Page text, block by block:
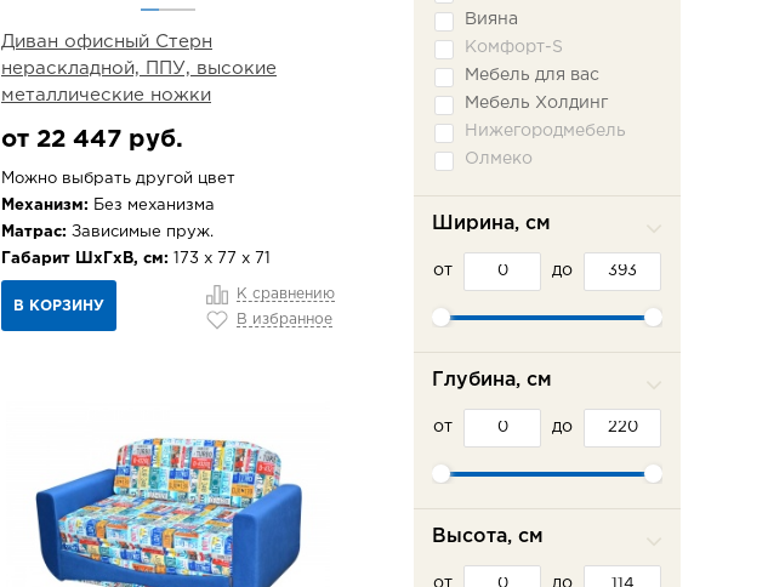
Диван офисный Стерн
нераскладной, ППУ, высокие
металлические ножки
от 22 447 руб.
Можно выбрать другой цвет
Механизм: Без механизма
Матрас: Зависимые пруж.
Габарит ШхГхВ, см: 173 х 77 х 71
В КОРЗИНУ
К сравнению
В избранное
Вияна
Комфорт-S
Мебель для вас
Мебель Холдинг
Нижегородмебель
Олмеко
Фламинго
Ширина, см
от до
Глубина, см
от до
Высота, см
от до